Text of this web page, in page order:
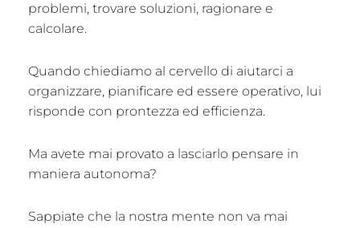
problemi, trovare soluzioni, ragionare e
calcolare.
Quando chiediamo al cervello di aiutarci a
organizzare, pianificare ed essere operativo, lui
risponde con prontezza ed efficienza.
Ma avete mai provato a lasciarlo pensare in
maniera autonoma?
Sappiate che la nostra mente non va mai